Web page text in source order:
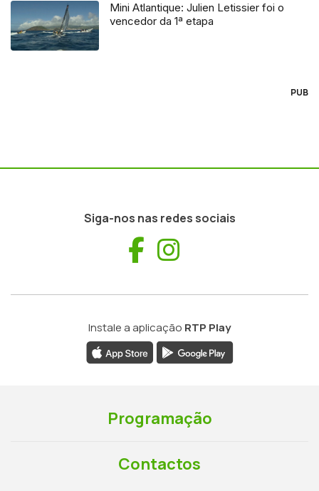
Mini Atlantique: Julien Letissier foi o
vencedor da 1ª etapa
PUB
Siga-nos nas redes sociais
Facebook
Instale a aplicação RTP Play
Programação
Contactos